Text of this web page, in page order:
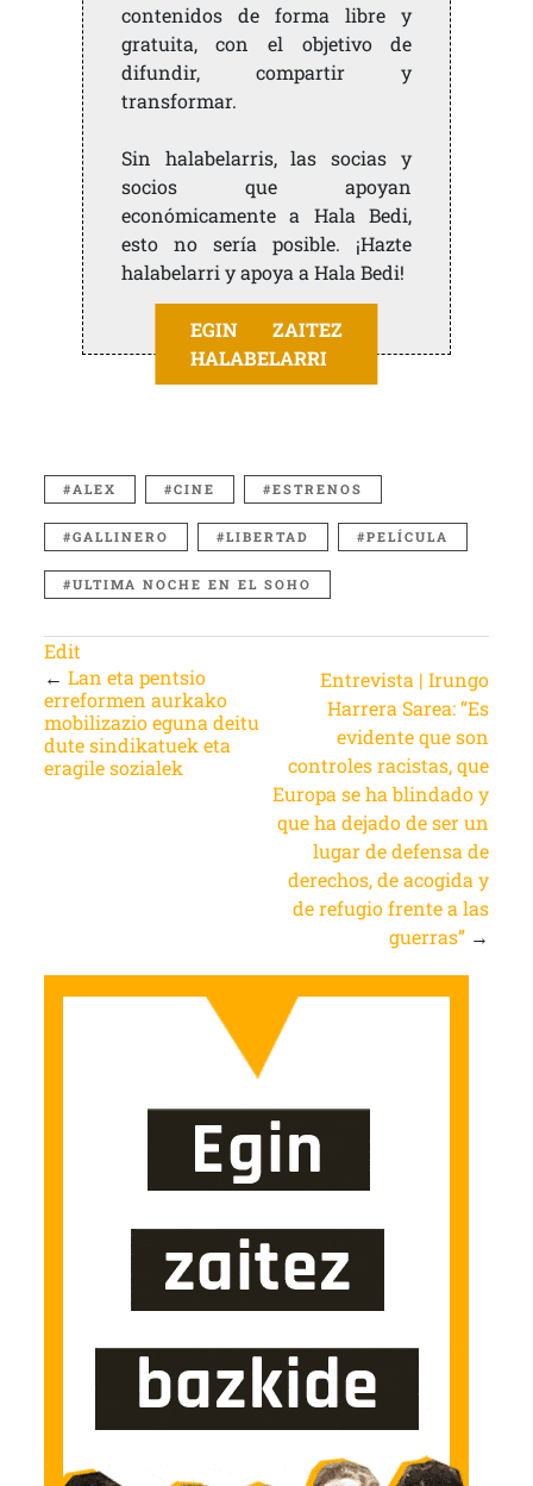
contenidos de forma libre y
gratuita, con el objetivo de
difundir, compartir y
transformar.
Sin halabelarris, las socias y
socios que apoyan
económicamente a Hala Bedi,
esto no sería posible. ¡Hazte
halabelarri y apoya a Hala Bedi!
EGIN ZAITEZ
HALABELARRI
ALEX CINE ESTRENOS
GALLINERO LIBERTAD PELÍCULA
ULTIMA NOCHE EN EL SOHO
Edit
← Lan eta pentsio
erreformen aurkako
mobilizazio eguna deitu
dute sindikatuek eta
eragile sozialek
Entrevista | Irungo
Harrera Sarea: “Es
evidente que son
controles racistas, que
Europa se ha blindado y
que ha dejado de ser un
lugar de defensa de
derechos, de acogida y
de refugio frente a las
guerras” →